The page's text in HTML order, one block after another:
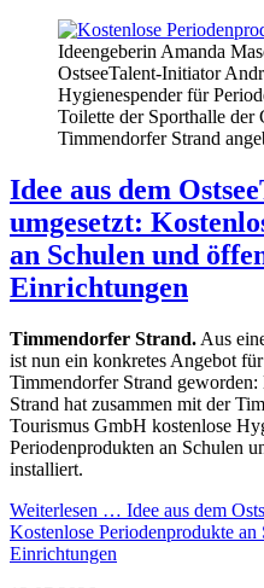
Ideengeberin Amanda
OstseeTalent-Initiator
Hygienespender für
Toilette der Sporthalle der
Timmendorfer Strand
Idee aus dem
umgesetzt:
an Schulen und
Einrichtungen
Timmendorfer Strand. Aus
ist nun ein konkretes Angebot
Timmendorfer Strand
Strand hat zusammen mit der
Tourismus GmbH kostenlose
Periodenprodukten an Schulen
installiert.
Weiterlesen … Idee aus dem
Kostenlose Periodenprodukte
Einrichtungen